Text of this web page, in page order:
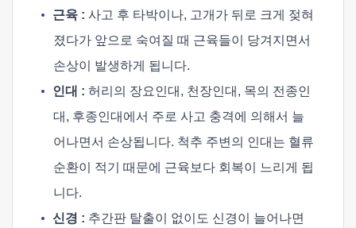
근육 : 사고 후 타박이나, 고개가 뒤로 크게 젖혀
졌다가 앞으로 숙여질 때 근육들이 당겨지면서
손상이 발생하게 됩니다.
인대 : 허리의 장요인대, 천장인대, 목의 전종인
대, 후종인대에서 주로 사고 충격에 의해서 늘
어나면서 손상됩니다. 척추 주변의 인대는 혈류
순환이 적기 때문에 근육보다 회복이 느리게 됩
니다.
신경 : 추간판 탈출이 없이도 신경이 늘어나면